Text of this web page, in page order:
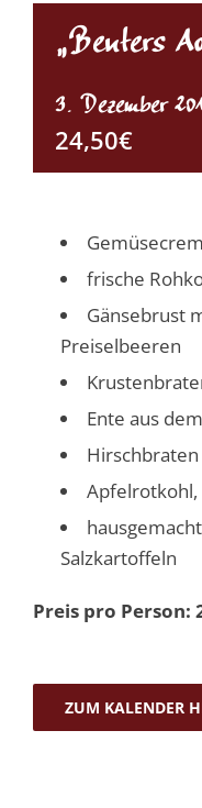
„Benters
3. Dezember
24,50€
frische
Gänsebrust
Preiselbeeren
Ente aus
Hirschbraten
Apfelrotkohl,
Salzkartoffeln
Preis pro Person:
ZUM KALENDER